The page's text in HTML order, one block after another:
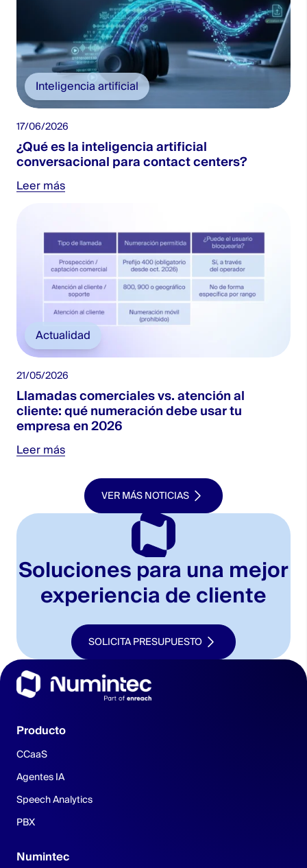
Inteligencia artificial
17/06/2026
¿Qué es la inteligencia artificial
conversacional para contact centers?
Leer más
Actualidad
21/05/2026
Llamadas comerciales vs. atención al
cliente: qué numeración debe usar tu
empresa en 2026
Leer más
VER MÁS NOTICIAS
Soluciones para una mejor
experiencia de cliente
SOLICITA PRESUPUESTO
Producto
CCaaS
Agentes IA
Speech Analytics
PBX
Numintec